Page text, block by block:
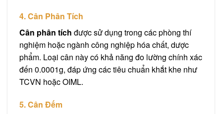
4. Cân Phân Tích
Cân phân tích được sử dụng trong các phòng thí
nghiệm hoặc ngành công nghiệp hóa chất, dược
phẩm. Loại cân này có khả năng đo lường chính xác
đến 0.0001g, đáp ứng các tiêu chuẩn khắt khe như
TCVN hoặc OIML.
5. Cân Đếm